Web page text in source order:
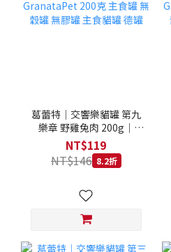
葛蕾特｜交響樂貓罐 第九
樂章 野雞兔肉 200g｜
GranataPet 200克 主食罐
無穀罐 無膠罐 主食貓罐 德
罐
NT$119
NT$146 8.2折